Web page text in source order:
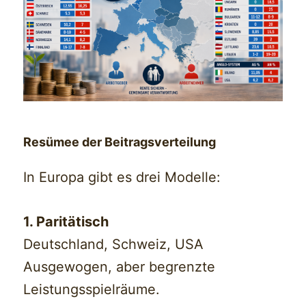
Resümee der Beitragsverteilung
In Europa gibt es drei Modelle:
1. Paritätisch
Deutschland, Schweiz, USA
Ausgewogen, aber begrenzte
Leistungsspielräume.